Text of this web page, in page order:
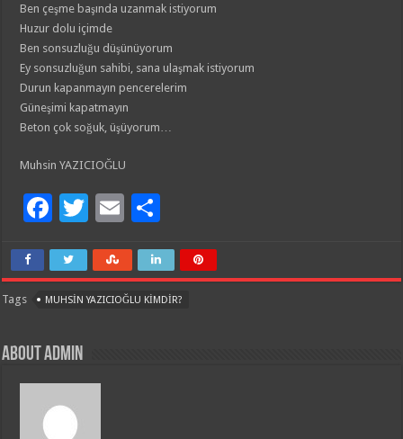
Ben çeşme başında uzanmak istiyorum
Huzur dolu içimde
Ben sonsuzluğu düşünüyorum
Ey sonsuzluğun sahibi, sana ulaşmak istiyorum
Durun kapanmayın pencerelerim
Güneşimi kapatmayın
Beton çok soğuk, üşüyorum…
Muhsin YAZICIOĞLU
F
e
b
o
k
T
tt
er
E
ai
l
ar
e
Tags MUHSIN YAZICIOĞLU KIMDIR?
About admin